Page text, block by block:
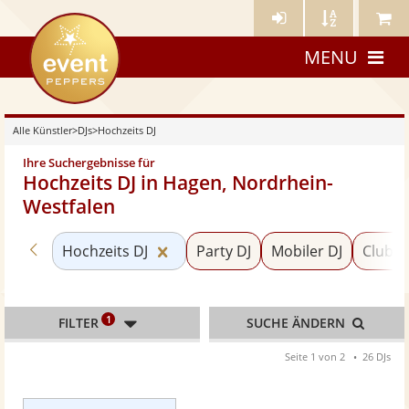
Künstler- Künstler Meine
eventpeppers
MENU
Alle Künstler>DJs>Hochzeits DJ
Ihre Suchergebnisse für
Hochzeits DJ in Hagen, Nordrhein-
Westfalen
Zurück zu «DJs»
Hochzeits DJ Kategorie «Hochzeits DJ»
Party DJ Mobiler DJ Club
FILTER 1 SUCHE ÄNDERN
Seite 1 von 2 26 DJs